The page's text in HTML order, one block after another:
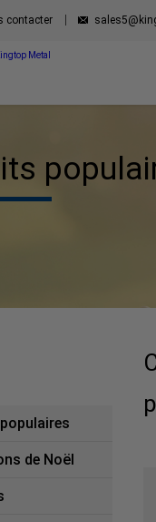
contacter
de Noël